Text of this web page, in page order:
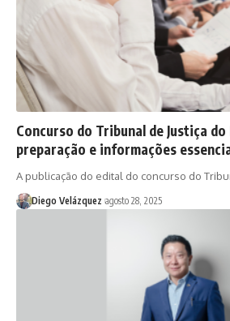
Concurso do Tribunal de Justiça
preparação e informações
A publicação do edital do concurso do
Diego Velázquez agosto 28, 2025